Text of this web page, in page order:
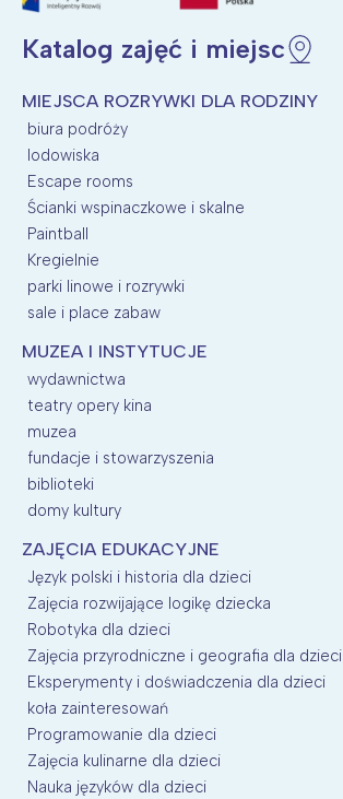
Katalog zajęć i miejsc
MIEJSCA ROZRYWKI DLA RODZINY
biura podróży
lodowiska
Escape rooms
Ścianki wspinaczkowe i skalne
Paintball
Kregielnie
parki linowe i rozrywki
sale i place zabaw
MUZEA I INSTYTUCJE
wydawnictwa
teatry opery kina
muzea
fundacje i stowarzyszenia
biblioteki
domy kultury
ZAJĘCIA EDUKACYJNE
Język polski i historia dla dzieci
Zajęcia rozwijające logikę dziecka
Robotyka dla dzieci
Zajęcia przyrodniczne i geografia dla dzieci
Eksperymenty i doświadczenia dla dzieci
koła zainteresowań
Programowanie dla dzieci
Zajęcia kulinarne dla dzieci
Nauka języków dla dzieci